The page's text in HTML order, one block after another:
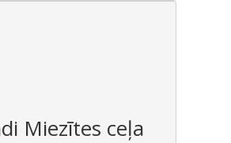
Miezītes ceļa